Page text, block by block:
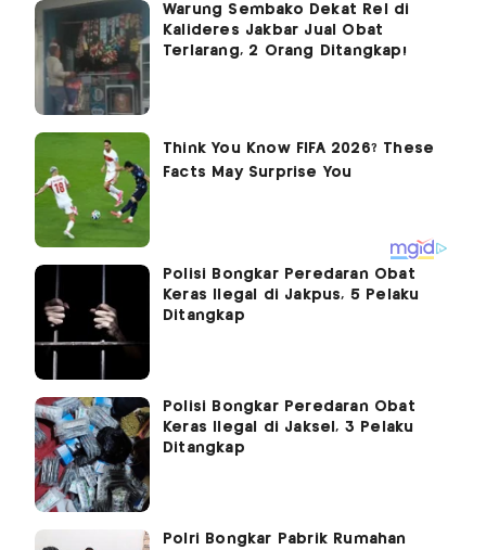
Warung Sembako Dekat Rel di
Kalideres Jakbar Jual Obat
Terlarang, 2 Orang Ditangkap!
Polisi Bongkar Peredaran Obat
Keras Ilegal di Jakpus, 5 Pelaku
Ditangkap
Polisi Bongkar Peredaran Obat
Keras Ilegal di Jaksel, 3 Pelaku
Ditangkap
Polri Bongkar Pabrik Rumahan